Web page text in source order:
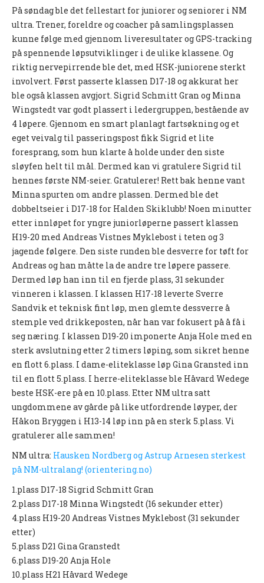
Årsberetninger
Tiomila "Hall of Fame"
Statistikk Jukola
25-manna
VM Historikk
EM Historikk
Junior-VM
NM-historikk
Hovedløps-historikk
WMOC2003
Jubileumskalender
Grottaprisen
Kynningsrud og Aktivum stipend
INTERN KOMMUNIKASJON
LOVER OG REGLER
Startkontingent
Politiattest
Retningslinjer mot seksuell trakassering og overgrep i
idretten
KLUBBTØY
KART OG LØYPER
KARTOVERSIKT
HISTORISK
TRAIN IN HALDEN
På søndag ble det fellestart for juniorer og seniorer i NM
ultra. Trener, foreldre og coacher på samlingsplassen
kunne følge med gjennom liveresultater og GPS-tracking
på spennende løpsutviklinger i de ulike klassene. Og
riktig nervepirrende ble det, med HSK-juniorene sterkt
involvert. Først passerte klassen D17-18 og akkurat her
ble også klassen avgjort. Sigrid Schmitt Gran og Minna
Wingstedt var godt plassert i ledergruppen, bestående av
4 løpere. Gjennom en smart planlagt fartsøkning og et
eget veivalg til passeringspost fikk Sigrid et lite
foresprang, som hun klarte å holde under den siste
sløyfen helt til mål. Dermed kan vi gratulere Sigrid til
hennes første NM-seier. Gratulerer! Rett bak henne vant
Minna spurten om andre plassen. Dermed ble det
dobbeltseier i D17-18 for Halden Skiklubb! Noen minutter
etter innløpet for yngre juniorløperne passert klassen
H19-20 med Andreas Vistnes Myklebost i teten og 3
jagende følgere. Den siste runden ble desverre for tøft for
Andreas og han måtte la de andre tre løpere passere.
Dermed løp han inn til en fjerde plass, 31 sekunder
vinneren i klassen. I klassen H17-18 leverte Sverre
Sandvik et teknisk fint løp, men glemte dessverre å
stemple ved drikkeposten, når han var fokusert på å få i
seg næring. I klassen D19-20 imponerte Anja Hole med en
sterk avslutning etter 2 timers løping, som sikret henne
en flott 6.plass. I dame-eliteklasse løp Gina Gransted inn
til en flott 5.plass. I herre-eliteklasse ble Håvard Wedege
beste HSK-ere på en 10.plass. Etter NM ultra satt
ungdommene av gårde på like utfordrende løyper, der
Håkon Bryggen i H13-14 løp inn på en sterk 5.plass. Vi
gratulerer alle sammen!
NM ultra: Hausken Nordberg og Astrup Arnesen sterkest
på NM-ultralang! (orientering.no)
1.plass D17-18 Sigrid Schmitt Gran
2.plass D17-18 Minna Wingstedt (16 sekunder etter)
4.plass H19-20 Andreas Vistnes Myklebost (31 sekunder
etter)
5.plass D21 Gina Granstedt
6.plass D19-20 Anja Hole
10.plass H21 Håvard Wedege